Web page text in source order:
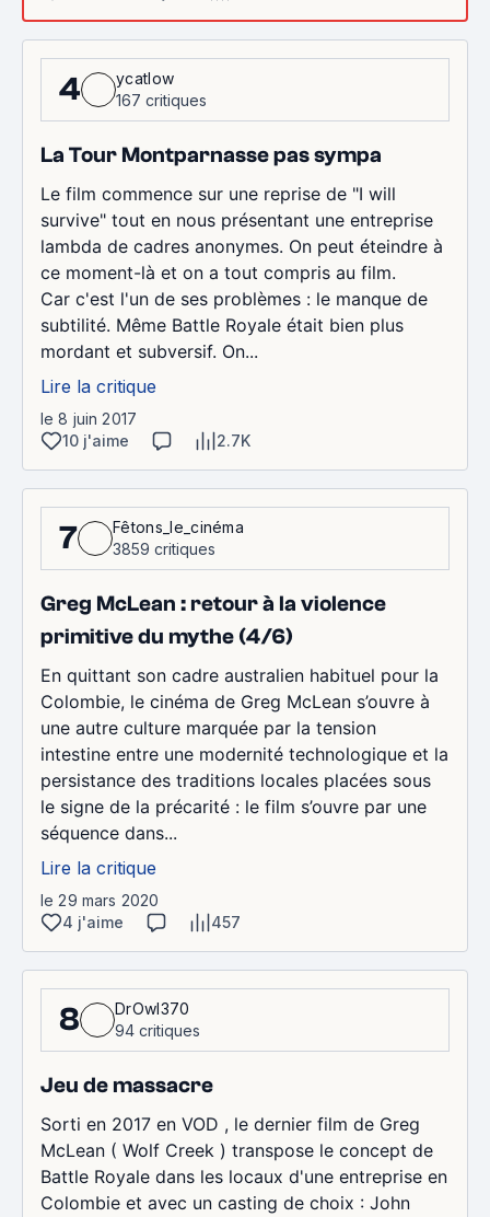
4
ycatlow
167 critiques
La Tour Montparnasse pas sympa
Le film commence sur une reprise de "I will
survive" tout en nous présentant une entreprise
lambda de cadres anonymes. On peut éteindre à
ce moment-là et on a tout compris au film.
Car c'est l'un de ses problèmes : le manque de
subtilité. Même Battle Royale était bien plus
mordant et subversif. On...
Lire la critique
le 8 juin 2017
10 j'aime
2.7K
7
Fêtons_le_cinéma
3859 critiques
Greg McLean : retour à la violence
primitive du mythe (4/6)
En quittant son cadre australien habituel pour la
Colombie, le cinéma de Greg McLean s’ouvre à
une autre culture marquée par la tension
intestine entre une modernité technologique et la
persistance des traditions locales placées sous
le signe de la précarité : le film s’ouvre par une
séquence dans...
Lire la critique
le 29 mars 2020
4 j'aime
457
8
DrOwl370
94 critiques
Jeu de massacre
Sorti en 2017 en VOD , le dernier film de Greg
McLean ( Wolf Creek ) transpose le concept de
Battle Royale dans les locaux d'une entreprise en
Colombie et avec un casting de choix : John